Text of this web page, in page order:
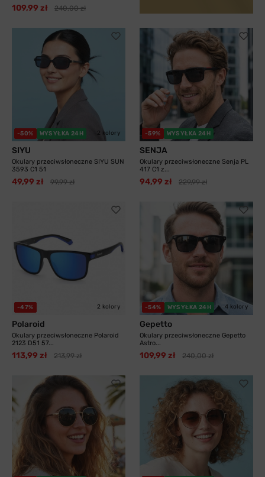
109,99 zł 240,00 zł
-50% WYSYŁKA 24H 2 kolory
SIYU
Okulary przeciwsłoneczne SIYU SUN
3593 C1 51
49,99 zł 99,99 zł
-59% WYSYŁKA 24H
SENJA
Okulary przeciwsłoneczne Senja PL
417 C1 z...
94,99 zł 229,99 zł
-47% 2 kolory
Polaroid
Okulary przeciwsłoneczne Polaroid
2123 D51 57...
113,99 zł 213,99 zł
-54% WYSYŁKA 24H 4 kolory
Gepetto
Okulary przeciwsłoneczne Gepetto
Astro...
109,99 zł 240,00 zł